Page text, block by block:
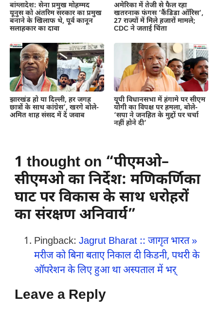
बांग्लादेश: सेना प्रमुख मोहम्मद
यूनुस को अंतरिम सरकार का प्रमुख
बनाने के खिलाफ थे, पूर्व कानून
सलाहकार का दावा
अमेरिका में तेजी से फैल रहा
खतरनाक फंगस ‘कैंडिडा ऑरिस’,
27 राज्यों में मिले हजारों मामले;
CDC ने जताई चिंता
झारखंड हो या दिल्ली, हर जगह
छात्रों के साथ कांग्रेस’, खरगे बोले-
अमित शाह संसद में दें जवाब
यूपी विधानसभा में हंगामे पर सीएम
योगी का विपक्ष पर हमला, बोले-
‘सपा ने जनहित के मुद्दों पर चर्चा
नहीं होने दी’
1 thought on “पीएमओ–
सीएमओ का निर्देश: मणिकर्णिका
घाट पर विकास के साथ धरोहरों
का संरक्षण अनिवार्य”
Pingback: Jagrut Bharat :: जागृत भारत »
मरीज को बिना बताए निकाल दी किडनी, पथरी के
ऑपरेशन के लिए हुआ था अस्पताल में भर्
Leave a Reply